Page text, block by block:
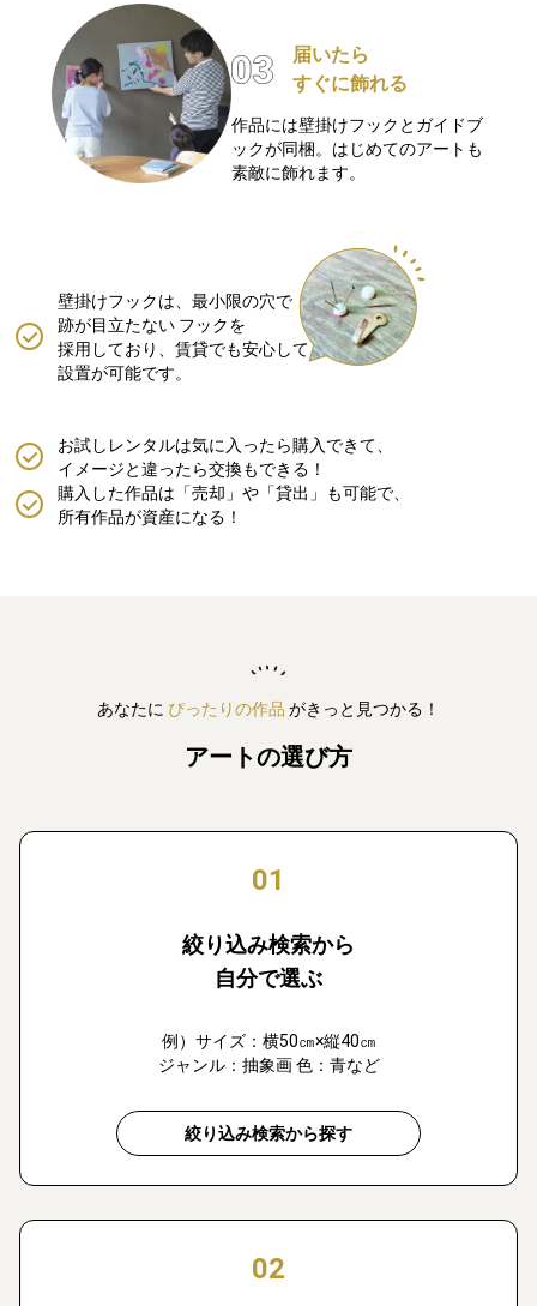
届いたら
すぐに飾れる
作品には壁掛けフックとガイドブ
ックが同梱。はじめてのアートも
素敵に飾れます。
壁掛けフックは、最小限の穴で
跡が目立たない フックを
採用しており、賃貸でも安心して
設置が可能です。
購入した作品は「売却」や「貸出」も可能で、
所有作品が資産になる！
お試しレンタルは気に入ったら購入できて、
イメージと違ったら交換もできる！
あなたに ぴったりの作品 がきっと見つかる！
アートの選び方
01
絞り込み検索から
自分で選ぶ
例）サイズ：横50㎝×縦40㎝
ジャンル：抽象画 色：青など
絞り込み検索から探す
02